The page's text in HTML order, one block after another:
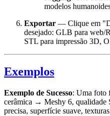
modelos
Exportar — Clique em
desejado: GLB para web/
STL para impressão 3D,
Exemplos
Exemplo de Sucesso: Uma foto
cerâmica → Meshy 6, qualidade
precisa, superfície suave,